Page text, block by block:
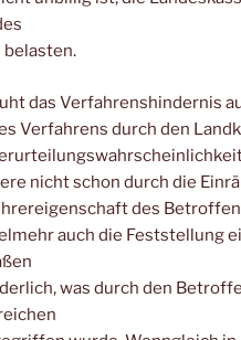
das Verfahrenshindernis
Verfahrens durch den
nicht schon durch die
des
auch die Feststellung
was durch den